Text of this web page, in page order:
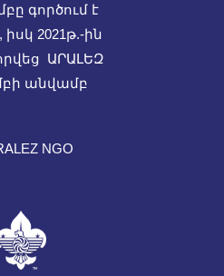
գործում է
իսկ 2021թ.-ին
ԱՐԱԼԵԶ
անվամբ
NGO